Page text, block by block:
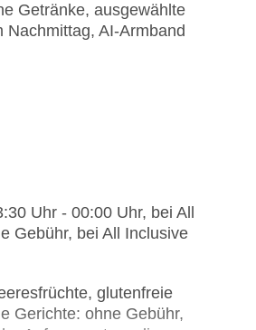
Getränke, ausgewählte
AI-Armband
Uhr - 00:00 Uhr, bei All
Gebühr, bei All Inclusive
glutenfreie
Gerichte: ohne Gebühr,